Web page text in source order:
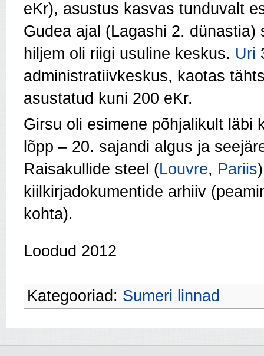
eKr), asustus kasvas tunduvalt
Gudea ajal (Lagashi 2.
hiljem oli riigi usuline keskus. Uri
administratiivkeskus, kaotas
asustatud kuni 200 eKr.
Girsu oli esimene põhjalikult läbi
lõpp – 20. sajandi algus ja
Raisakullide steel (Louvre, Pariis
kiilkirjadokumentide arhiiv
kohta).
Loodud 2012
Kategooriad: Sumeri linnad